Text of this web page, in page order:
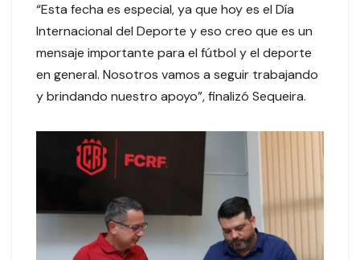
“Esta fecha es especial, ya que hoy es el Día
Internacional del Deporte y eso creo que es un
mensaje importante para el fútbol y el deporte
en general. Nosotros vamos a seguir trabajando
y brindando nuestro apoyo”, finalizó Sequeira.